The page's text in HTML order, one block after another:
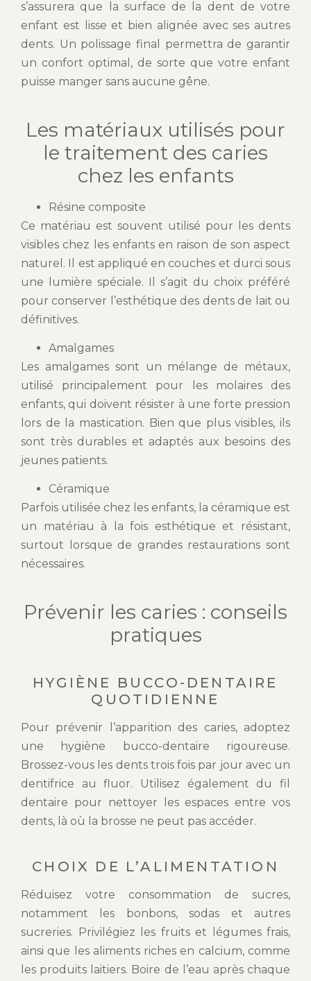
s’assurera que la surface de la dent de votre
enfant est lisse et bien alignée avec ses autres
dents. Un polissage final permettra de garantir
un confort optimal, de sorte que votre enfant
puisse manger sans aucune gêne.
Les matériaux utilisés pour
le traitement des caries
chez les enfants
Résine composite
Ce matériau est souvent utilisé pour les dents
visibles chez les enfants en raison de son aspect
naturel. Il est appliqué en couches et durci sous
une lumière spéciale. Il s’agit du choix préféré
pour conserver l’esthétique des dents de lait ou
définitives.
Amalgames
Les amalgames sont un mélange de métaux,
utilisé principalement pour les molaires des
enfants, qui doivent résister à une forte pression
lors de la mastication. Bien que plus visibles, ils
sont très durables et adaptés aux besoins des
jeunes patients.
Céramique
Parfois utilisée chez les enfants, la céramique est
un matériau à la fois esthétique et résistant,
surtout lorsque de grandes restaurations sont
nécessaires.
Prévenir les caries : conseils
pratiques
HYGIÈNE BUCCO-DENTAIRE
QUOTIDIENNE
Pour prévenir l’apparition des caries, adoptez
une hygiène bucco-dentaire rigoureuse.
Brossez-vous les dents trois fois par jour avec un
dentifrice au fluor. Utilisez également du fil
dentaire pour nettoyer les espaces entre vos
dents, là où la brosse ne peut pas accéder.
CHOIX DE L’ALIMENTATION
Réduisez votre consommation de sucres,
notamment les bonbons, sodas et autres
sucreries. Privilégiez les fruits et légumes frais,
ainsi que les aliments riches en calcium, comme
les produits laitiers. Boire de l’eau après chaque